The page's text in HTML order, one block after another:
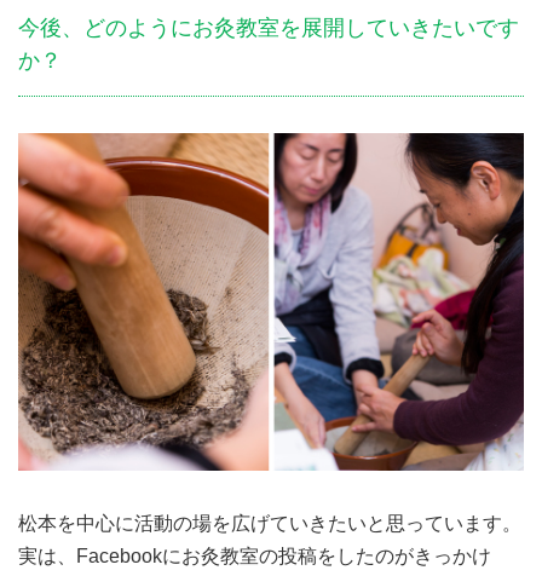
今後、どのようにお灸教室を展開していきたいです
か？
松本を中心に活動の場を広げていきたいと思っています。
実は、Facebookにお灸教室の投稿をしたのがきっかけ